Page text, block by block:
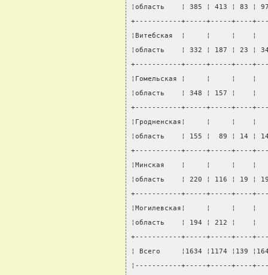
¦область    ¦ 385 ¦ 413 ¦ 83
+-----------+-----+-----+----
¦Витебская  ¦     ¦     ¦
¦область    ¦ 332 ¦ 187 ¦ 23
+-----------+-----+-----+----
¦Гомельская ¦     ¦     ¦
¦область    ¦ 348 ¦ 157 ¦
+-----------+-----+-----+----
¦Гродненская¦     ¦     ¦
¦область    ¦ 155 ¦  89 ¦ 14
+-----------+-----+-----+----
¦Минская    ¦     ¦     ¦
¦область    ¦ 220 ¦ 116 ¦ 19
+-----------+-----+-----+----
¦Могилевская¦     ¦     ¦
¦область    ¦ 194 ¦ 212 ¦
+-----------+-----+-----+----
¦ Всего     ¦1634 ¦1174 ¦139
¦-----------+-----+-----+----